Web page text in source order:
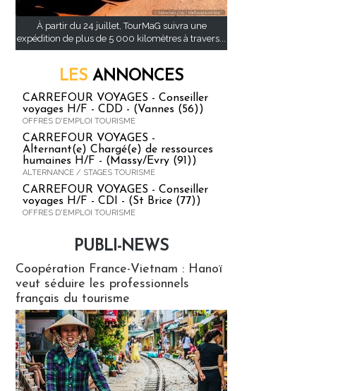
À partir du 24 juillet, TourMaG suivra une
expédition de plus de 5 000 kilomètres à travers...
LES ANNONCES
CARREFOUR VOYAGES - Conseiller
voyages H/F - CDD - (Vannes (56))
OFFRES D'EMPLOI TOURISME
CARREFOUR VOYAGES -
Alternant(e) Chargé(e) de ressources
humaines H/F - (Massy/Evry (91))
ALTERNANCE / STAGES TOURISME
CARREFOUR VOYAGES - Conseiller
voyages H/F - CDI - (St Brice (77))
OFFRES D'EMPLOI TOURISME
PUBLI-NEWS
Coopération France-Vietnam : Hanoï
veut séduire les professionnels
français du tourisme